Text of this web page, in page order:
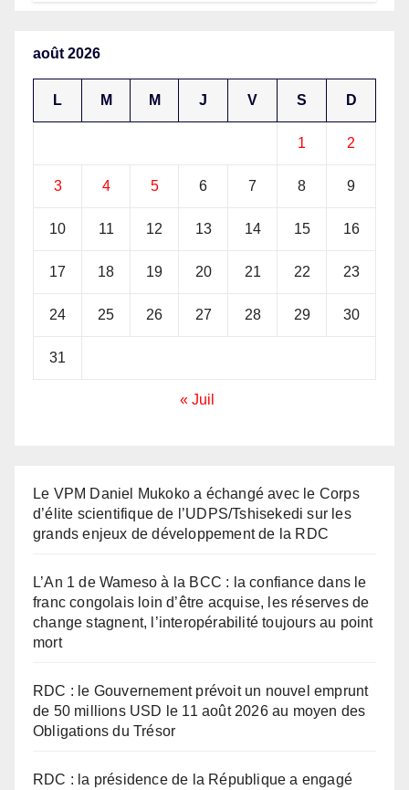
août 2026
L M M J V S D
1 2
3 4 5 6 7 8 9
10 11 12 13 14 15 16
17 18 19 20 21 22 23
24 25 26 27 28 29 30
31
« Juil
Le VPM Daniel Mukoko a échangé avec le Corps
d’élite scientifique de l’UDPS/Tshisekedi sur les
grands enjeux de développement de la RDC
L’An 1 de Wameso à la BCC : la confiance dans le
franc congolais loin d’être acquise, les réserves de
change stagnent, l’interopérabilité toujours au point
mort
RDC : le Gouvernement prévoit un nouvel emprunt
de 50 millions USD le 11 août 2026 au moyen des
Obligations du Trésor
RDC : la présidence de la République a engagé